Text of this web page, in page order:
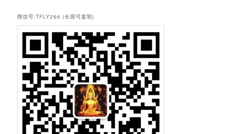
航
微信号:TFLY266 (长按可复制)